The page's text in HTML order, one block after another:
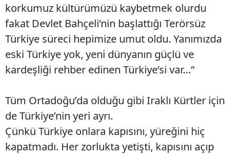
korkumuz kültürümüzü kaybetmek olurdu
fakat Devlet Bahçeli’nin başlattığı Terörsüz
Türkiye süreci hepimize umut oldu. Yanımızda
eski Türkiye yok, yeni dünyanın güçlü ve
kardeşliği rehber edinen Türkiye’si var…”
Tüm Ortadoğu’da olduğu gibi Iraklı Kürtler için
de Türkiye’nin yeri ayrı.
Çünkü Türkiye onlara kapısını, yüreğini hiç
kapatmadı. Her zorlukta yetişti, kapısını açıp